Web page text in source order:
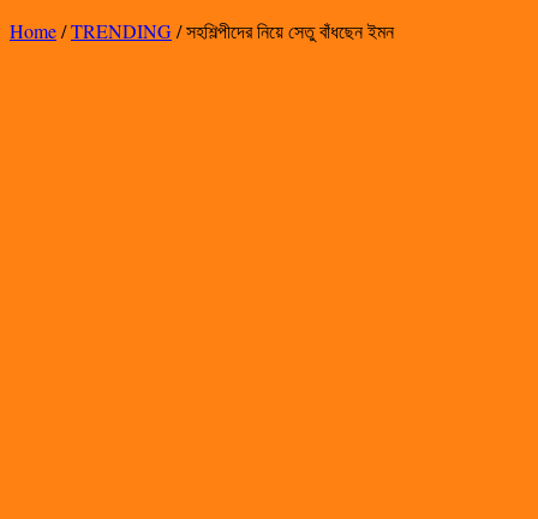
Home/TRENDING/সহশিল্পীদের নিয়ে সেতু বাঁধছেন ইমন